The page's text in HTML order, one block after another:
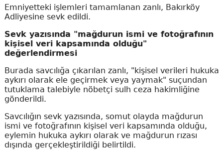
Emniyetteki işlemleri tamamlanan zanlı, Bakırköy
Adliyesine sevk edildi.
Sevk yazısında "mağdurun ismi ve fotoğrafının
kişisel veri kapsamında olduğu"
değerlendirmesi
Burada savcılığa çıkarılan zanlı, "kişisel verileri hukuka
aykırı olarak ele geçirmek veya yaymak" suçundan
tutuklama talebiyle nöbetçi sulh ceza hakimliğine
gönderildi.
Savcılığın sevk yazısında, somut olayda mağdurun
ismi ve fotoğrafının kişisel veri kapsamında olduğu,
eylemin hukuka aykırı olarak ve mağdurun rızası
dışında gerçekleştirildiği belirtildi.